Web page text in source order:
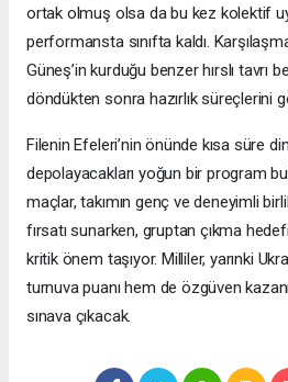
ortak olmuş olsa da bu kez kolektif
performansta sınıfta kaldı.
Güneş’in kurduğu benzer hırslı tavrı
döndükten sonra hazırlık süreçlerini
Filenin Efeleri’nin önünde kısa süre
depolayacakları yoğun bir program
maçlar, takımın genç ve deneyimli
fırsatı sunarken, gruptan çıkma
kritik önem taşıyor. Milliler, yarınki
turnuva puanı hem de özgüven
sınava çıkacak.